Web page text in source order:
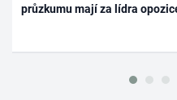
průzkumu mají za lídra